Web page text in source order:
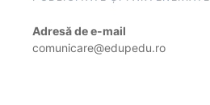
Adresă de e-mail
comunicare@edupedu.ro